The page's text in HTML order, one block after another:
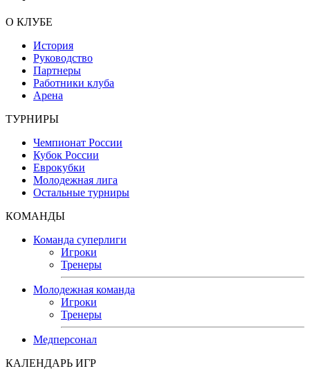
О КЛУБЕ
История
Руководство
Партнеры
Работники клуба
Арена
ТУРНИРЫ
Чемпионат России
Кубок России
Еврокубки
Молодежная лига
Остальные турниры
КОМАНДЫ
Команда суперлиги
Игроки
Тренеры
Молодежная команда
Игроки
Тренеры
Медперсонал
КАЛЕНДАРЬ ИГР